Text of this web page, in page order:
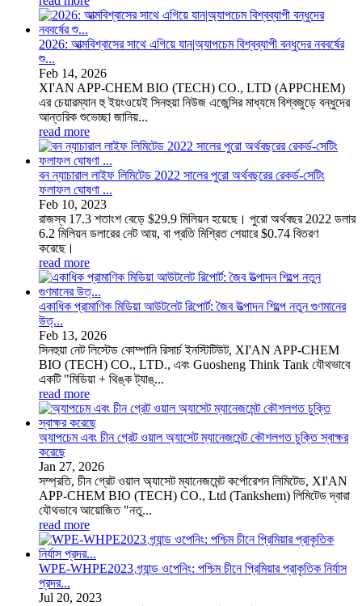
2026: আত্মবিশ্বাসের সাথে এগিয়ে যান|অ্যাপচেম বিশ্বব্যাপী বন্ধুদের নববর্ষের
শু...
Feb 14, 2026
XI'AN APP-CHEM BIO (TECH) CO., LTD (APPCHEM)
এর চেয়ারম্যান হু ইয়ংওয়েই সিনহুয়া নিউজ এজেন্সির মাধ্যমে বিশ্বজুড়ে বন্ধুদের
আন্তরিক শুভেচ্ছা জানিয়...
read more
বন ন্যাচারাল লাইফ লিমিটেড 2022 সালের পুরো অর্থবছরের রেকর্ড-সেটিং
ফলাফল ঘোষণা ...
Feb 10, 2023
রাজস্ব 17.3 শতাংশ বেড়ে $29.9 মিলিয়ন হয়েছে। পুরো অর্থবছর 2022 ডলার
6.2 মিলিয়ন ডলারের নেট আয়, বা প্রতি মিশ্রিত শেয়ারে $0.74 বিতরণ
করেছে।
read more
একাধিক প্রামাণিক মিডিয়া আউটলেট রিপোর্ট: জৈব উত্পাদন শিল্পে নতুন গুণমানের
উত্...
Feb 13, 2026
সিনহুয়া নেট লিস্টেড কোম্পানি রিসার্চ ইনস্টিটিউট, XI'AN APP-CHEM
BIO (TECH) CO., LTD., এবং Guosheng Think Tank যৌথভাবে
একটি "মিডিয়া + থিঙ্ক ট্যাঙ্...
read more
অ্যাপচেম এবং চীন গ্রেট ওয়াল অ্যাসেট ম্যানেজমেন্ট কৌশলগত চুক্তি স্বাক্ষর
করেছে
Jan 27, 2026
সম্প্রতি, চীন গ্রেট ওয়াল অ্যাসেট ম্যানেজমেন্ট কর্পোরেশন লিমিটেড, XI'AN
APP-CHEM BIO (TECH) CO., Ltd (Tankshem) লিমিটেড দ্বারা
যৌথভাবে আয়োজিত "নতু...
read more
WPE-WHPE2023 গ্র্যান্ড ওপেনিং: পশ্চিম চীনে প্রিমিয়ার প্রাকৃতিক নির্যাস
প্রদর...
Jul 20, 2023